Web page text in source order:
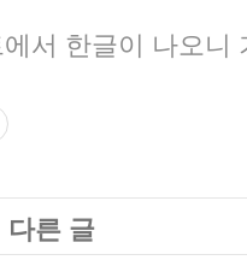
서 한글이 나오니
다른 글